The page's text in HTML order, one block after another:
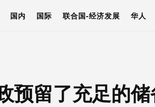
国内 国际 联合国-经济发展 华人
预留了充足的